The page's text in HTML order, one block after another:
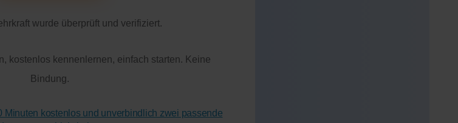
wurde überprüft und verifiziert.
kostenlos kennenlernen, einfach starten. Keine
Bindung.
Minuten kostenlos und unverbindlich zwei passende